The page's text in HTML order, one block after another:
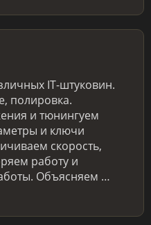
IT-штуковин.
полировка.
и тюнингуем
и ключи
скорость,
работу и
Объясняем …